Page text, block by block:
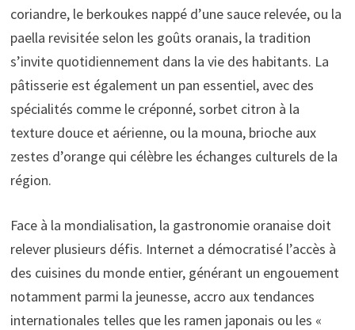
coriandre, le berkoukes nappé d’une sauce relevée, ou la
paella revisitée selon les goûts oranais, la tradition
s’invite quotidiennement dans la vie des habitants. La
pâtisserie est également un pan essentiel, avec des
spécialités comme le créponné, sorbet citron à la
texture douce et aérienne, ou la mouna, brioche aux
zestes d’orange qui célèbre les échanges culturels de la
région.
Face à la mondialisation, la gastronomie oranaise doit
relever plusieurs défis. Internet a démocratisé l’accès à
des cuisines du monde entier, générant un engouement
notamment parmi la jeunesse, accro aux tendances
internationales telles que les ramen japonais ou les «